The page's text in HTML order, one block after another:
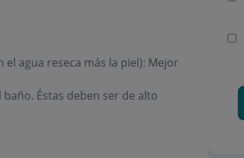
agua reseca más la piel): Mejor
Éstas deben ser de alto